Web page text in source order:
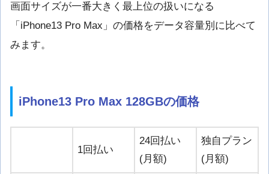
画面サイズが一番大きく最上位の扱いになる
「iPhone13 Pro Max」の価格をデータ容量別に比べて
みます。
iPhone13 Pro Max 128GBの価格
1回払い
24回払い
(月額)
独自プラン
(月額)